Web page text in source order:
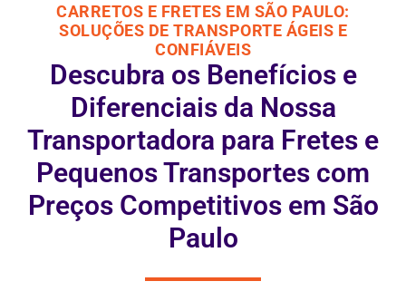
CARRETOS E FRETES EM SÃO PAULO:
SOLUÇÕES DE TRANSPORTE ÁGEIS E
CONFIÁVEIS
Descubra os Benefícios e
Diferenciais da Nossa
Transportadora para Fretes e
Pequenos Transportes com
Preços Competitivos em São
Paulo